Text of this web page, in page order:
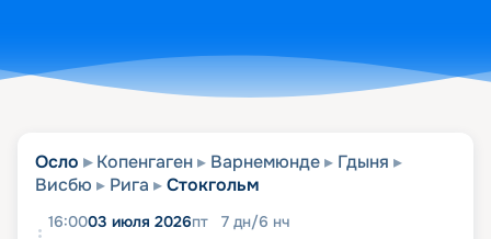
Осло Копенгаген Варнемюнде
Гдыня
Висбю
Рига Стокгольм
16:0003 июля 2026пт 7 дн/6 нч